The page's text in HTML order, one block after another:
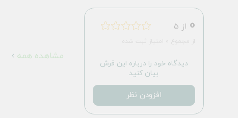
0 از 5
دیدگاه خود را درباره این فرش
بیان کنید
افزودن نظر
مشاهده همه